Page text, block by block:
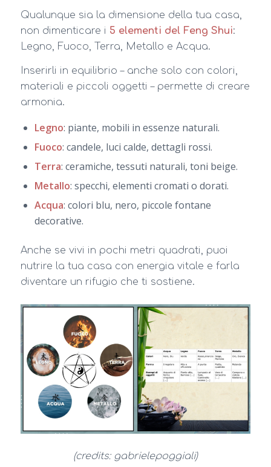
Qualunque sia la dimensione della tua casa,
non dimenticare i 5 elementi del Feng Shui:
Legno, Fuoco, Terra, Metallo e Acqua.
Inserirli in equilibrio – anche solo con colori,
materiali e piccoli oggetti – permette di creare
armonia.
Legno: piante, mobili in essenze naturali.
Fuoco: candele, luci calde, dettagli rossi.
Terra: ceramiche, tessuti naturali, toni beige.
Metallo: specchi, elementi cromati o dorati.
Acqua: colori blu, nero, piccole fontane
decorative.
Anche se vivi in pochi metri quadrati, puoi
nutrire la tua casa con energia vitale e farla
diventare un rifugio che ti sostiene.
(credits: gabrielepoggiali)